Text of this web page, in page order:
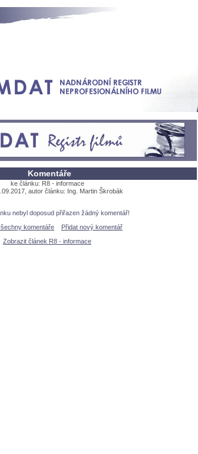
Komentáře
ke článku: R8 - informace
autor článku: Ing. Martin Škrobák
nebyl doposud přiřazen žádný komentář!
komentáře
Přidat nový komentář
Zobrazit článek R8 - informace